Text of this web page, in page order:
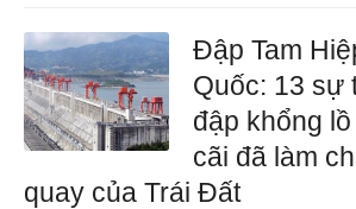
Đập Tam
Quốc: 13 sự
đập khổng
cãi đã làm
quay của Trái Đất